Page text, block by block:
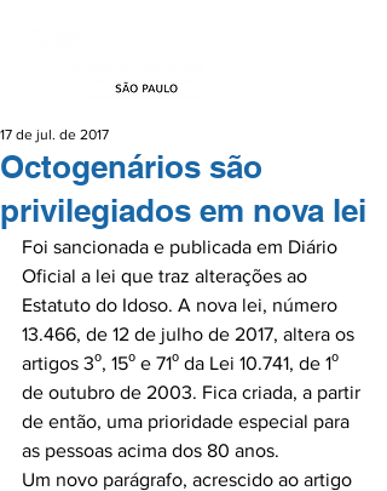
Octogenários são
privilegiados em nova lei
17 de jul. de 2017
Foi sancionada e publicada em Diário
Oficial a lei que traz alterações ao
Estatuto do Idoso. A nova lei, número
13.466, de 12 de julho de 2017, altera os
artigos 3⁰, 15⁰ e 71⁰ da Lei 10.741, de 1⁰
de outubro de 2003. Fica criada, a partir
de então, uma prioridade especial para
as pessoas acima dos 80 anos.
Um novo parágrafo, acrescido ao artigo